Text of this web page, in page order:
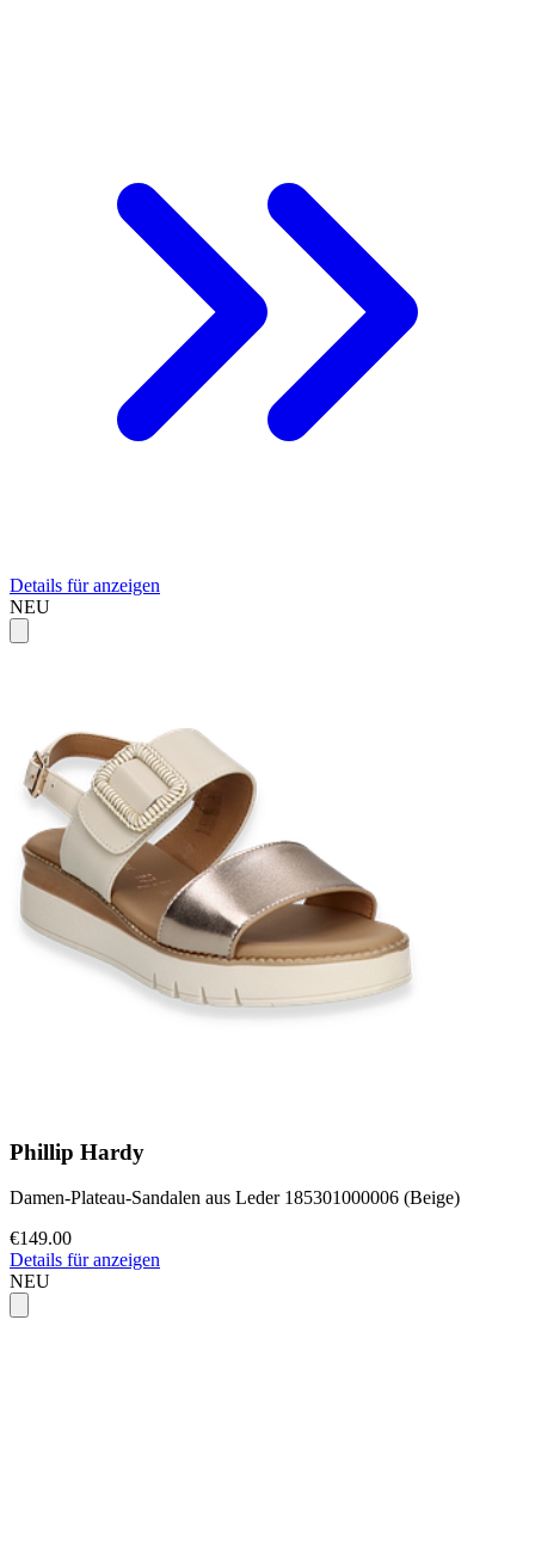
Details für anzeigen
NEU
Phillip Hardy
Damen-Plateau-Sandalen aus Leder 185301000006 (Beige)
€149.00
Details für anzeigen
NEU